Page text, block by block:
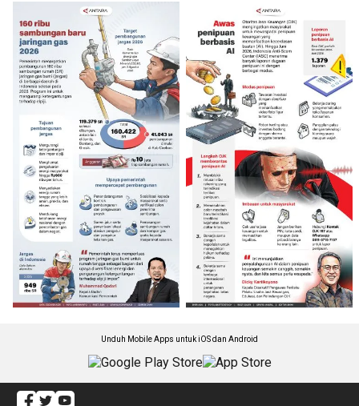
Unduh Mobile Apps untuk iOS dan Android